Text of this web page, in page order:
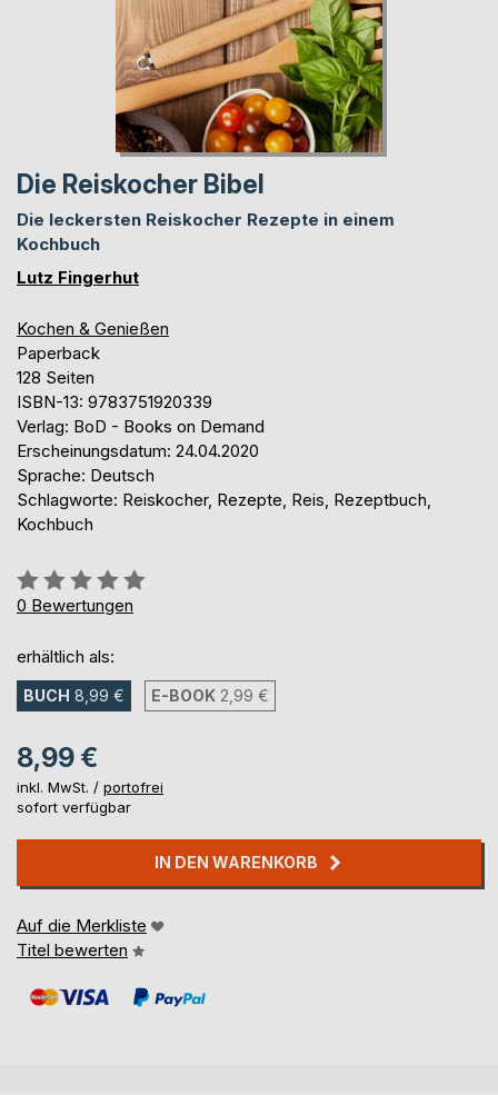
Die Reiskocher Bibel
Die leckersten Reiskocher Rezepte in einem
Kochbuch
Lutz Fingerhut
Kochen & Genießen
Paperback
128 Seiten
ISBN-13: 9783751920339
Verlag: BoD - Books on Demand
Erscheinungsdatum: 24.04.2020
Sprache: Deutsch
Schlagworte: Reiskocher, Rezepte, Reis, Rezeptbuch,
Kochbuch
Bewertung::
0%
0 Bewertungen
erhältlich als:
BUCH 8,99 € E-BOOK 2,99 €
8,99 €
inkl. MwSt. / portofrei
sofort verfügbar
IN DEN WARENKORB
Auf die Merkliste
Titel bewerten